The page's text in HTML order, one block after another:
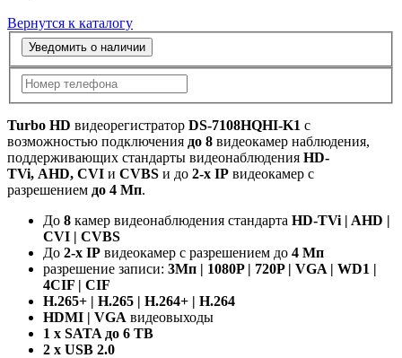
Вернутся к каталогу
Уведомить о наличии
Turbo HD видеорегистратор DS-7108HQHI-K1 с
возможностью подключения до 8 видеокамер наблюдения,
поддерживающих стандарты видеонаблюдения HD-
TVi, AHD, CVI и CVBS и до 2-х IP видеокамер с
разрешением до 4 Мп.
До 8 камер видеонаблюдения стандарта HD-TVi | AHD |
CVI | CVBS
До 2-х IP видеокамер с разрешением до 4 Мп
разрешение записи: 3Мп | 1080P | 720P | VGA | WD1 |
4CIF | CIF
H.265+ | H.265 | H.264+ | H.264
HDMI | VGA видеовыходы
1 х SATA до 6 TB
2 x USB 2.0